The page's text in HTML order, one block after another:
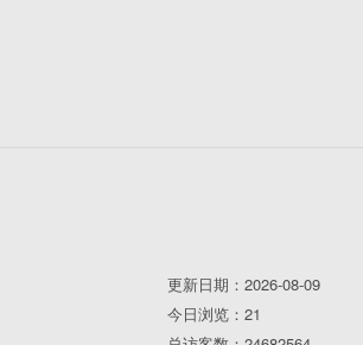
更新日期：2026-08-09
今日浏览：21